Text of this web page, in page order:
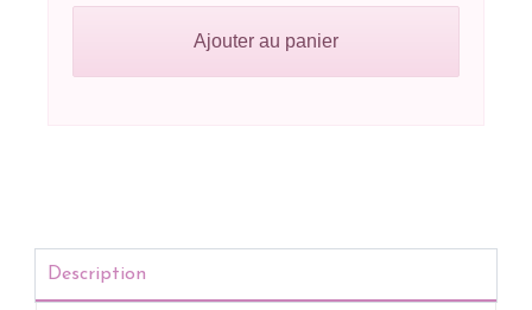
Ajouter au panier
Description